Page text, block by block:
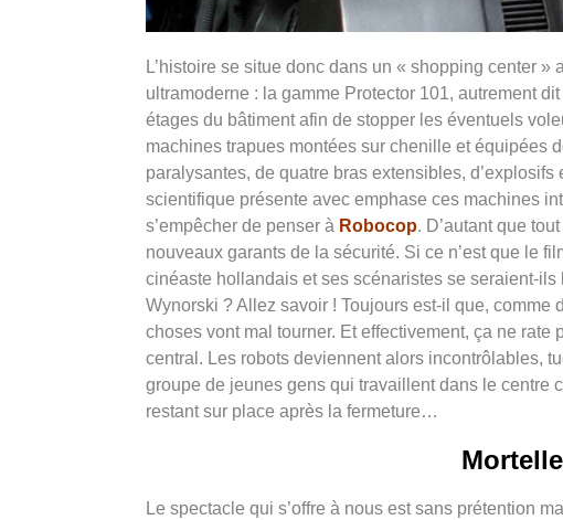
L’histoire se situe donc dans un « shopping center
ultramoderne : la gamme Protector 101, autrement
étages du bâtiment afin de stopper les éventuels
machines trapues montées sur chenille et équipées
paralysantes, de quatre bras extensibles,
scientifique présente avec emphase ces machines
s’empêcher de penser à Robocop. D’autant que
nouveaux garants de la sécurité. Si ce n’est que le
cinéaste hollandais et ses scénaristes se seraient-
Wynorski ? Allez savoir ! Toujours est-il que, comme
choses vont mal tourner. Et effectivement, ça ne
central. Les robots deviennent alors incontrôlables,
groupe de jeunes gens qui travaillent dans le centre
restant sur place après la fermeture…
M
Le spectacle qui s’offre à nous est sans prétention